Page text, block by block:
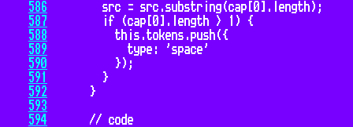
586
587
588
589
590
591
592
593
594